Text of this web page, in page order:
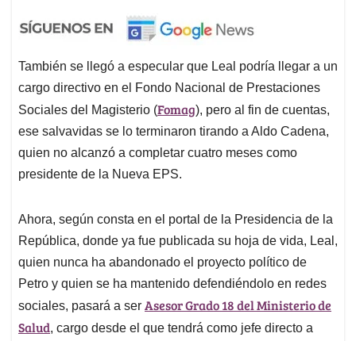
También se llegó a especular que Leal podría llegar a un
cargo directivo en el Fondo Nacional de Prestaciones
Sociales del Magisterio (Fomag), pero al fin de cuentas,
ese salvavidas se lo terminaron tirando a Aldo Cadena,
quien no alcanzó a completar cuatro meses como
presidente de la Nueva EPS.
Ahora, según consta en el portal de la Presidencia de la
República, donde ya fue publicada su hoja de vida, Leal,
quien nunca ha abandonado el proyecto político de
Petro y quien se ha mantenido defendiéndolo en redes
sociales, pasará a ser Asesor Grado 18 del Ministerio de
Salud, cargo desde el que tendrá como jefe directo a